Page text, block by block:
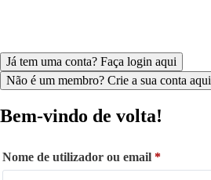
Já tem uma conta? Faça login aqui
Não é um membro? Crie a sua conta aqui
Bem-vindo de volta!
Nome de utilizador ou email *